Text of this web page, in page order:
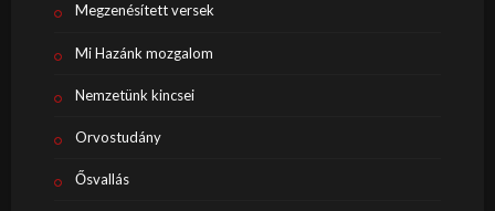
Megzenésített versek
Mi Hazánk mozgalom
Nemzetünk kincsei
Orvostudány
Ősvallás